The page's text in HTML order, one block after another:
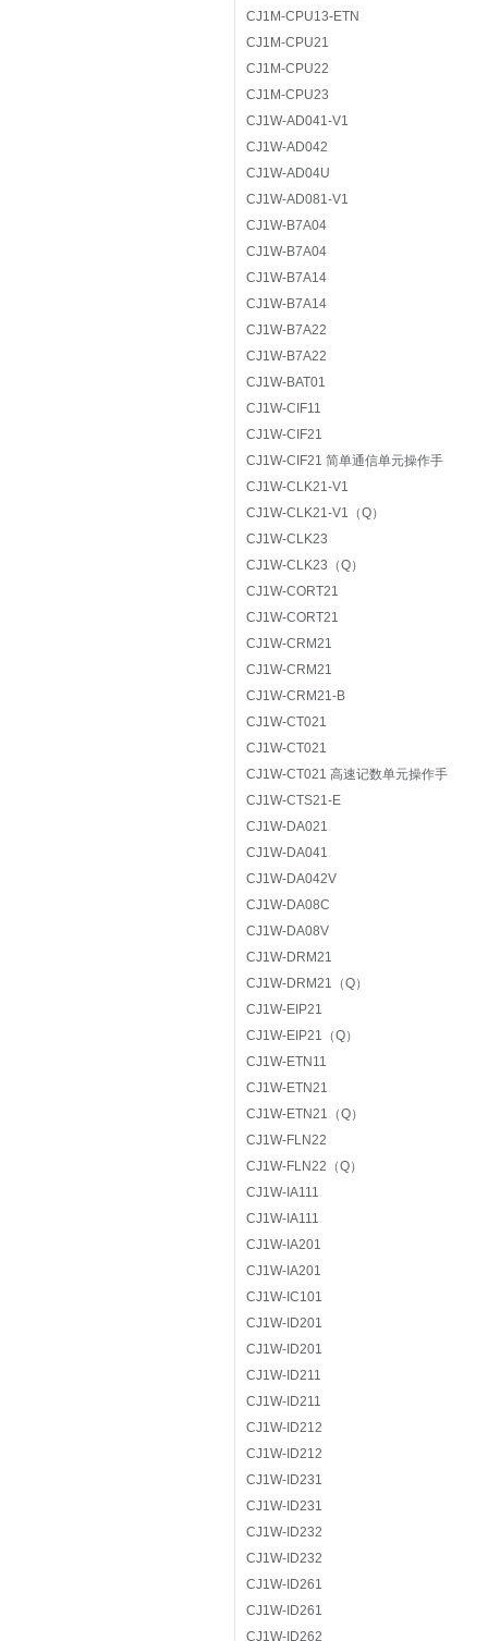
CJ1M-CPU13-ETN
CJ1M-CPU21
CJ1M-CPU22
CJ1M-CPU23
CJ1W-AD041-V1
CJ1W-AD042
CJ1W-AD04U
CJ1W-AD081-V1
CJ1W-B7A04
CJ1W-B7A04
CJ1W-B7A14
CJ1W-B7A14
CJ1W-B7A22
CJ1W-B7A22
CJ1W-BAT01
CJ1W-CIF11
CJ1W-CIF21
CJ1W-CIF21 简单通信单元操作手
CJ1W-CLK21-V1
CJ1W-CLK21-V1（Q）
CJ1W-CLK23
CJ1W-CLK23（Q）
CJ1W-CORT21
CJ1W-CORT21
CJ1W-CRM21
CJ1W-CRM21
CJ1W-CRM21-B
CJ1W-CT021
CJ1W-CT021
CJ1W-CT021 高速记数单元操作手
CJ1W-CTS21-E
CJ1W-DA021
CJ1W-DA041
CJ1W-DA042V
CJ1W-DA08C
CJ1W-DA08V
CJ1W-DRM21
CJ1W-DRM21（Q）
CJ1W-EIP21
CJ1W-EIP21（Q）
CJ1W-ETN11
CJ1W-ETN21
CJ1W-ETN21（Q）
CJ1W-FLN22
CJ1W-FLN22（Q）
CJ1W-IA111
CJ1W-IA111
CJ1W-IA201
CJ1W-IA201
CJ1W-IC101
CJ1W-ID201
CJ1W-ID201
CJ1W-ID211
CJ1W-ID211
CJ1W-ID212
CJ1W-ID212
CJ1W-ID231
CJ1W-ID231
CJ1W-ID232
CJ1W-ID232
CJ1W-ID261
CJ1W-ID261
CJ1W-ID262